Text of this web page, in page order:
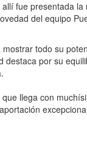
fue presentada
del equipo
mostrar todo su
por su
llega con